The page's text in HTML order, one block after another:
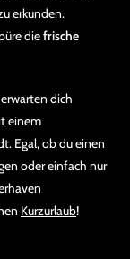
erkunden.
diefrische
erwarten dich
einem
Egal, ob du einen
oder einfach nur
Kurzurlaub!